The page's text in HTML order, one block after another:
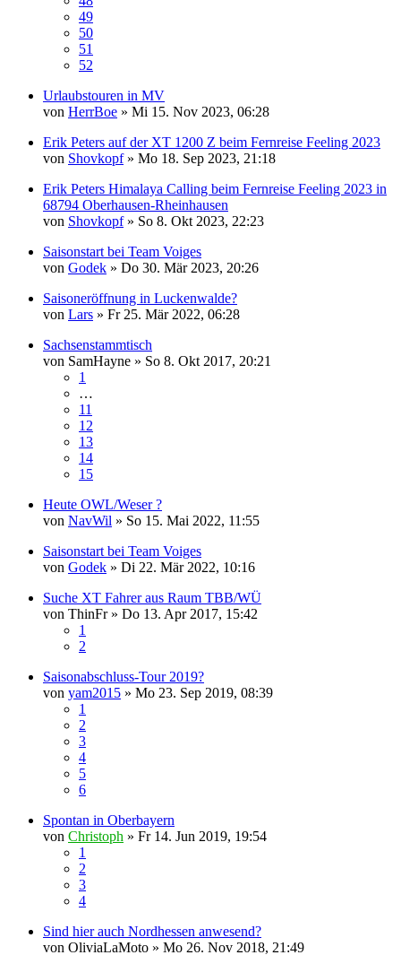
49
50
51
52
Urlaubstouren in MV
von HerrBoe » Mi 15. Nov 2023, 06:28
Erik Peters auf der XT 1200 Z beim Fernreise Feeling 2023
von Shovkopf» Mo 18. Sep 2023, 21:18
Erik Peters Himalaya Calling beim Fernreise Feeling 2023 in
68794 Oberhausen-Rheinhausen
von Shovkopf» So 8. Okt 2023, 22:23
Saisonstart bei Team Voiges
von Godek » Do 30. Mär 2023, 20:26
Saisoneröffnung in Luckenwalde?
von Lars » Fr 25. Mär 2022, 06:28
Sachsenstammtisch
von SamHayne » So 8. Okt 2017, 20:21
1
…
11
12
13
14
15
Heute OWL/Weser ?
von NavWil » So 15. Mai 2022, 11:55
Saisonstart bei Team Voiges
von Godek » Di 22. Mär 2022, 10:16
Suche XT Fahrer aus Raum TBB/WÜ
von ThinFr» Do 13. Apr 2017, 15:42
1
2
Saisonabschluss-Tour 2019?
von yam2015 » Mo 23. Sep 2019, 08:39
1
2
3
4
5
6
Spontan in Oberbayern
von Christoph » Fr 14. Jun 2019, 19:54
1
2
3
4
Sind hier auch Nordhessen anwesend?
von OliviaLaMoto » Mo 26. Nov 2018, 21:49